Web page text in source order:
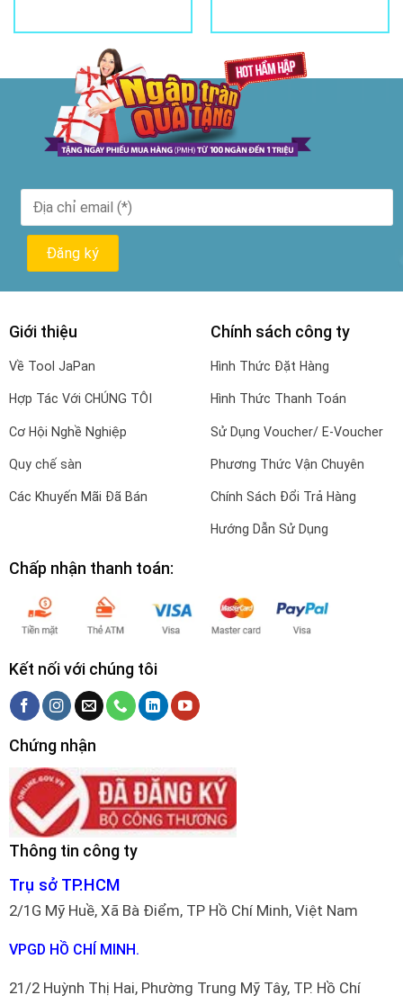
Giới thiệu
Về Tool JaPan
Hợp Tác Với CHÚNG TÔI
Cơ Hội Nghề Nghiệp
Quy chế sàn
Các Khuyến Mãi Đã Bán
Chính sách công ty
Hình Thức Đặt Hàng
Hình Thức Thanh Toán
Sử Dụng Voucher/ E-Voucher
Phương Thức Vận Chuyên
Chính Sách Đổi Trả Hàng
Hướng Dẫn Sử Dụng
Chấp nhận thanh toán:
Kết nối với chúng tôi
Chứng nhận
Thông tin công ty
Trụ sở TP.HCM
2/1G Mỹ Huề, Xã Bà Điểm, TP Hồ Chí Minh, Việt Nam
VPGD HỒ CHÍ MINH.
21/2 Huỳnh Thị Hai, Phường Trung Mỹ Tây, TP. Hồ Chí